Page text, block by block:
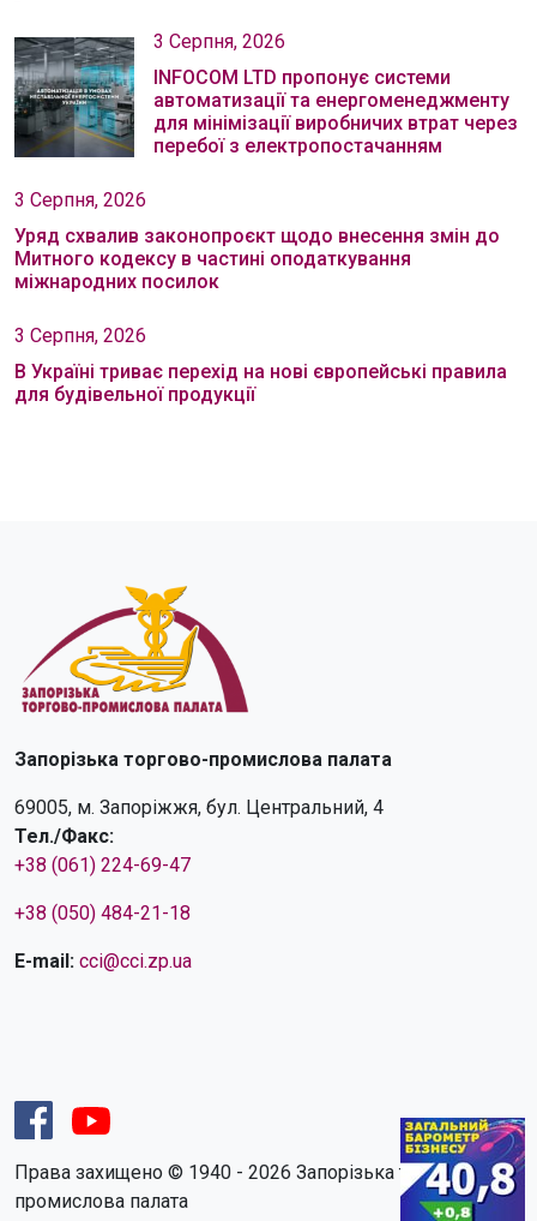
3 Серпня, 2026
INFOCOM LTD пропонує системи
автоматизації та енергоменеджменту
для мінімізації виробничих втрат через
перебої з електропостачанням
3 Серпня, 2026
Уряд схвалив законопроєкт щодо внесення змін до
Митного кодексу в частині оподаткування
міжнародних посилок
3 Серпня, 2026
В Україні триває перехід на нові європейські правила
для будівельної продукції
Запорізька торгово-промислова палата
69005, м. Запоріжжя, бул. Центральний, 4
Тел./Факс:
+38 (061) 224-69-47
+38 (050) 484-21-18
E-mail: cci@cci.zp.ua
Права захищено © 1940 - 2026 Запорізька торгово-
промислова палата